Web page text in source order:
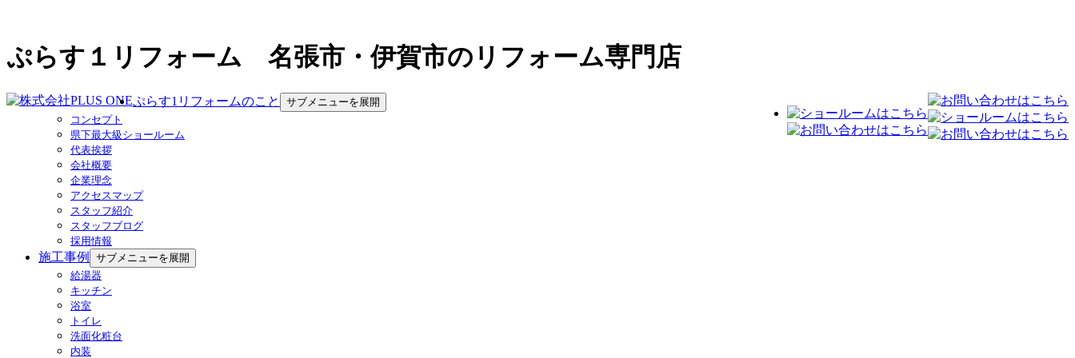
ぷらす１リフォーム 名張市・伊賀市のリフォーム専門店
ぷらす1リフォームのこと
サブメニューを展開
コンセプト
県下最大級ショールーム
代表挨拶
会社概要
企業理念
アクセスマップ
スタッフ紹介
スタッフブログ
採用情報
施工事例
サブメニューを展開
給湯器
キッチン
浴室
トイレ
洗面化粧台
内装